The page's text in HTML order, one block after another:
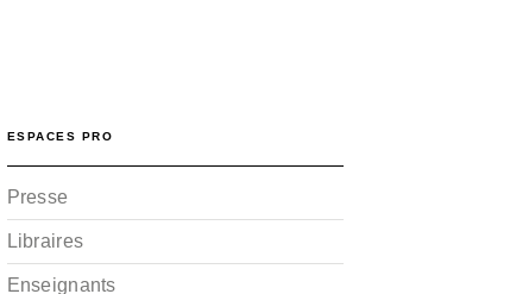
ESPACES PRO
Presse
Libraires
Enseignants